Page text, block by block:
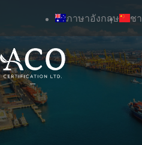
ยัง
เนื้อหา
ภาษาอังกฤษ ช